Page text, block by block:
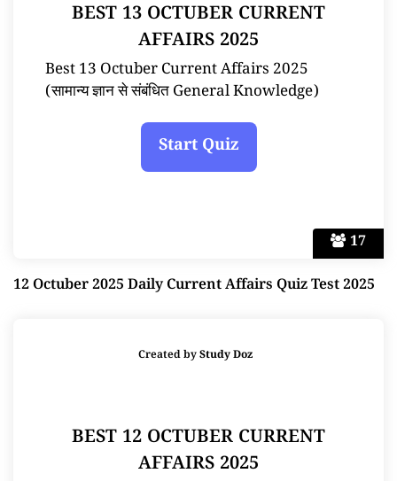
17
BEST 13 OCTUBER CURRENT
AFFAIRS 2025
Best 13 Octuber Current Affairs 2025
(सामान्य ज्ञान से संबंधित General Knowledge)
12 Octuber 2025 Daily Current Affairs Quiz Test 2025
Created byStudy Doz
BEST 12 OCTUBER CURRENT
AFFAIRS 2025